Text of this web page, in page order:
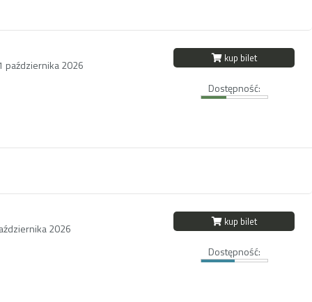
października 2026
kup bilet
Dostępność:
2026
kup bilet
Dostępność: